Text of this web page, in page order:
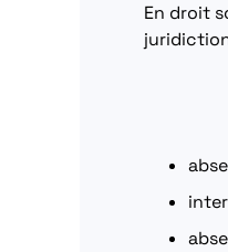
En droit